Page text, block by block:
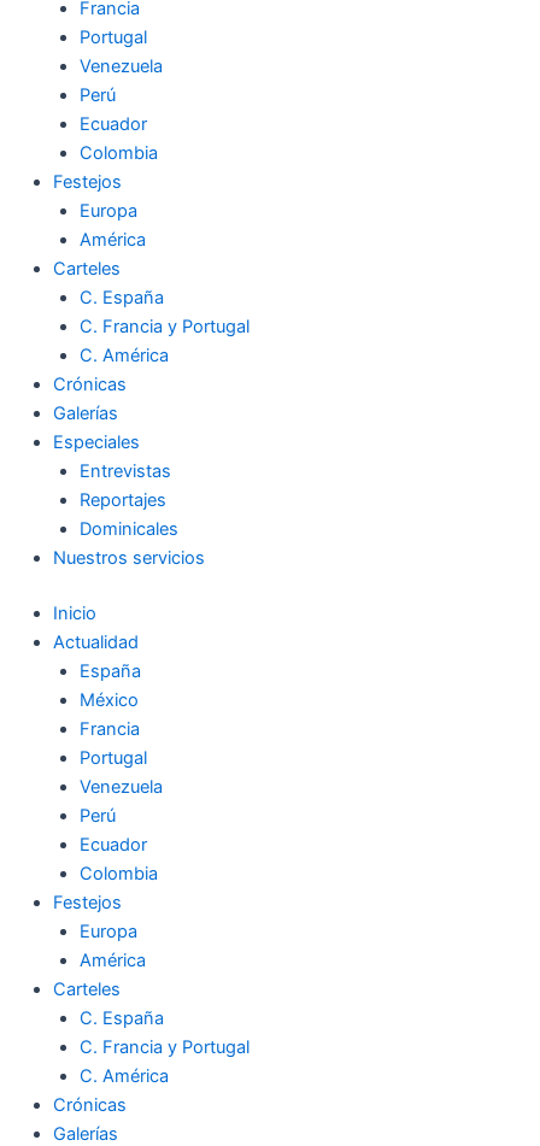
Francia
Portugal
Venezuela
Perú
Ecuador
Colombia
Festejos
Europa
América
Carteles
C. España
C. Francia y Portugal
C. América
Crónicas
Galerías
Especiales
Entrevistas
Reportajes
Dominicales
Nuestros servicios
Inicio
Actualidad
España
México
Francia
Portugal
Venezuela
Perú
Ecuador
Colombia
Festejos
Europa
América
Carteles
C. España
C. Francia y Portugal
C. América
Crónicas
Galerías